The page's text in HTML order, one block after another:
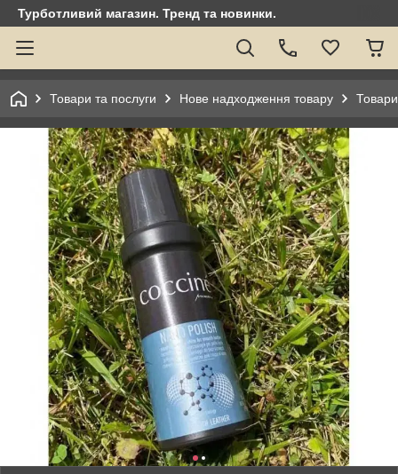
Турботливий магазин. Тренд та новинки.
Товари та послуги Нове надходження товару